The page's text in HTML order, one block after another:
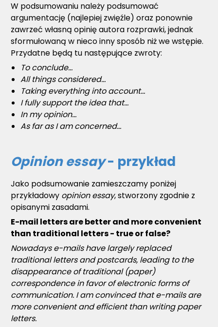
W podsumowaniu należy podsumować
argumentację (najlepiej zwięźle) oraz ponownie
zawrzeć własną opinię autora rozprawki, jednak
sformułowaną w nieco inny sposób niż we wstępie.
Przydatne będą tu następujące zwroty:
To conclude...
All things considered...
Taking everything into account...
I fully support the idea that...
In my opinion...
As far as I am concerned...
Opinion essay- przykład
Jako podsumowanie zamieszczamy poniżej
przykładowy opinion essay, stworzony zgodnie z
opisanymi zasadami.
E-mail letters are better and more convenient
than traditional letters - true or false?
Nowadays e-mails have largely replaced
traditional letters and postcards, leading to the
disappearance of traditional (paper)
correspondence in favor of electronic forms of
communication. I am convinced that e-mails are
more convenient and efficient than writing paper
letters.